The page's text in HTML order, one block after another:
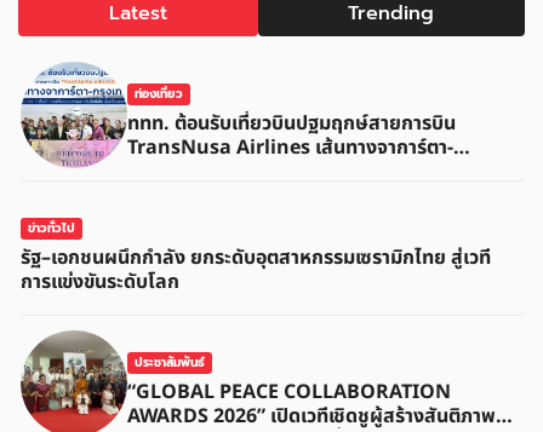
Latest Trending
ท่องเที่ยว
ททท. ต้อนรับเที่ยวบินปฐมฤกษ์สายการบิน
TransNusa Airlines เส้นทางจาการ์ตา-
ข่าวทั่วไป
รัฐ–เอกชนผนึกกำลัง ยกระดับอุตสาหกรรมเซรามิกไทย สู่เวที
การแข่งขันระดับโลก
ประชาสัมพันธ์
“GLOBAL PEACE COLLABORATION
AWARDS 2026” เปิดเวทีเชิดชูผู้สร้างสันติภาพ